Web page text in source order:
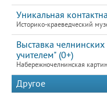
Уникальная
Историко-краеведческий
Выставка
учителем" (0+)
Набережночелнинская
Другое